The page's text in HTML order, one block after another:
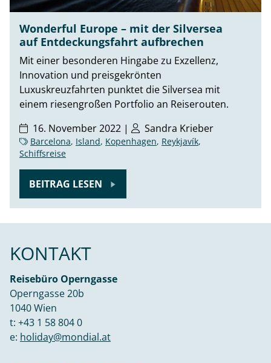
Wonderful Europe – mit der Silversea
auf Entdeckungsfahrt aufbrechen
Mit einer besonderen Hingabe zu Exzellenz,
Innovation und preisgekrönten
Luxuskreuzfahrten punktet die Silversea mit
einem riesengroßen Portfolio an Reiserouten.
16. November 2022 |
Sandra Krieber
Barcelona, Island, Kopenhagen, Reykjavík,
Schiffsreise
BEITRAG LESEN
KONTAKT
Reisebüro Operngasse
Operngasse 20b
1040 Wien
t: +43 1 58 804 0
e: holiday@mondial.at